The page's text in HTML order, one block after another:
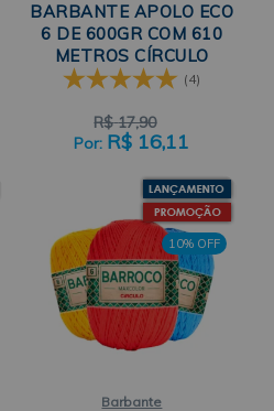
BARBANTE APOLO ECO
6 DE 600GR COM 610
METROS CÍRCULO
(4)
R$ 17,90
R$ 16,11
10% OFF
Barbante